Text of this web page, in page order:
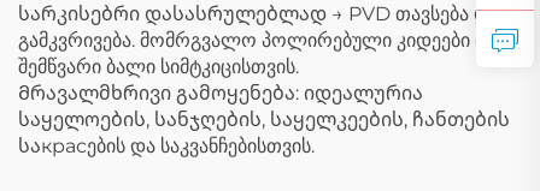
სარკისებრი დასასრულებლად → PVD თავსება და
გამკვრივება. მომრგვალო პოლირებული კიდეები და
შემწვარი ბალი სიმტკიცისთვის.
Მრავალმხრივი გამოყენება: იდეალურია
საყელოების, სანჯღების, საყელკეების, ჩანთების
საкрасების და საკვანჩებისთვის.